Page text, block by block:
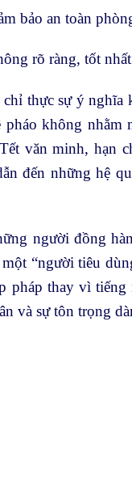
bảo an toàn
rõ ràng, tốt
thực sự ý nghĩa
pháo không
văn minh, hạn
đến những hệ
người đồng
“người tiêu
pháp thay vì
và sự tôn trọng